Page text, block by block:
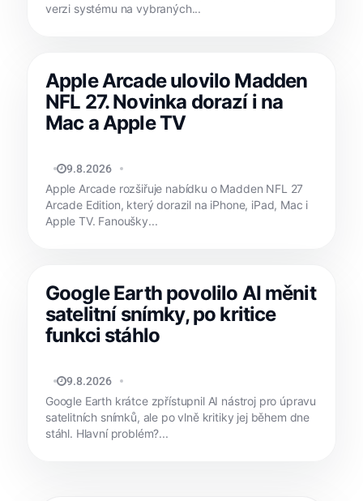
verzi systému na vybraných...
Apple Arcade ulovilo Madden
NFL 27. Novinka dorazí i na
Mac a Apple TV
MATYÁŠ KOZÁK
9.8.2026
Apple Arcade rozšiřuje nabídku o Madden NFL 27
Arcade Edition, který dorazil na iPhone, iPad, Mac i
Apple TV. Fanoušky...
Google Earth povolilo AI měnit
satelitní snímky, po kritice
funkci stáhlo
JAN HOLEŠ
9.8.2026
Google Earth krátce zpřístupnil AI nástroj pro úpravu
satelitních snímků, ale po vlně kritiky jej během dne
stáhl. Hlavní problém?...